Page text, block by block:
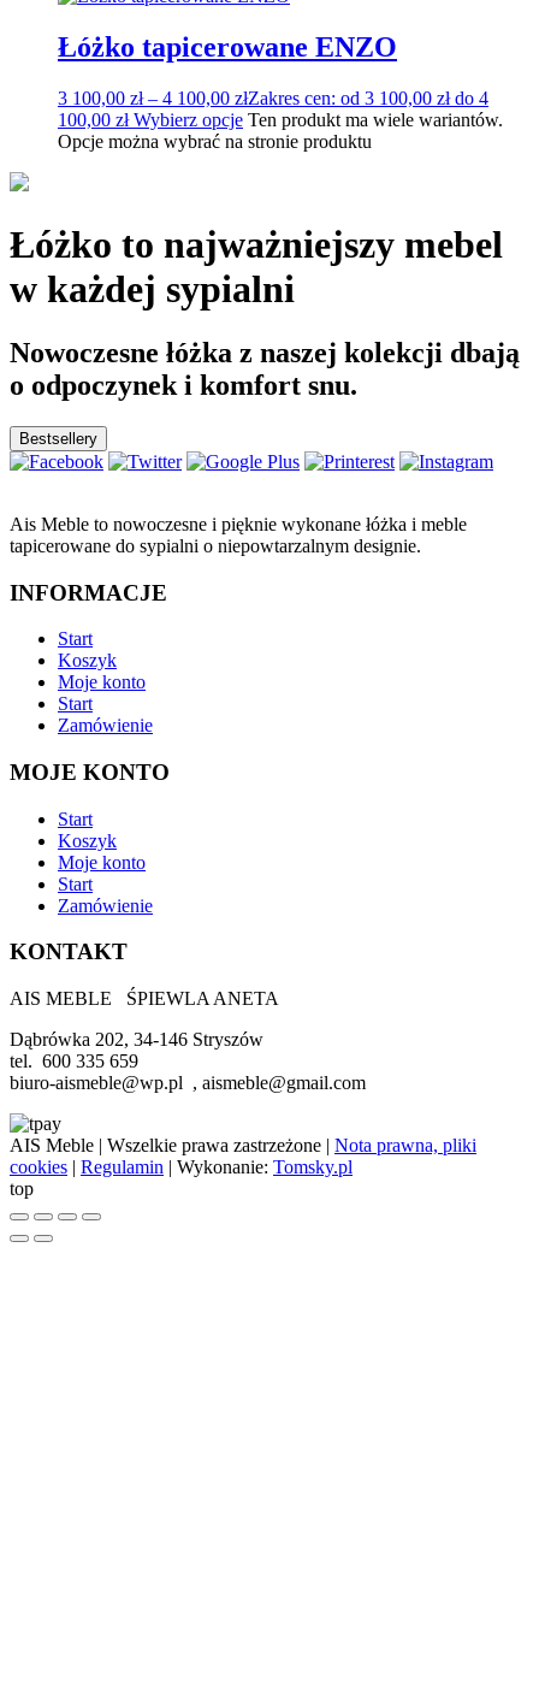
Łóżko tapicerowane ENZO
3 100,00 zł – 4 100,00 złZakres cen: od 3 100,00 zł do 4
100,00 zł Wybierz opcje Ten produkt ma wiele wariantów.
Opcje można wybrać na stronie produktu
Łóżko to najważniejszy mebel
w każdej sypialni
Nowoczesne łóżka z naszej kolekcji dbają
o odpoczynek i komfort snu.
Bestsellery
Ais Meble to nowoczesne i pięknie wykonane łóżka i meble
tapicerowane do sypialni o niepowtarzalnym designie.
INFORMACJE
Start
Koszyk
Moje konto
Start
Zamówienie
MOJE KONTO
Start
Koszyk
Moje konto
Start
Zamówienie
KONTAKT
AIS MEBLE ŚPIEWLA ANETA
Dąbrówka 202, 34-146 Stryszów
tel. 600 335 659
biuro-aismeble@wp.pl , aismeble@gmail.com
AIS Meble | Wszelkie prawa zastrzeżone | Nota prawna, pliki
cookies | Regulamin | Wykonanie: Tomsky.pl
top